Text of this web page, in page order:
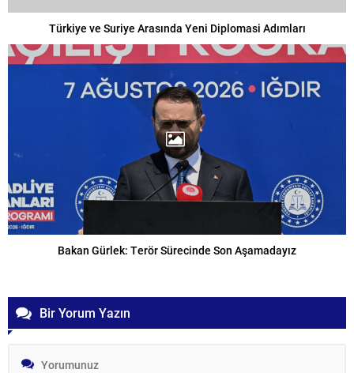
Türkiye ve Suriye Arasında Yeni Diplomasi Adımları
Bakan Gürlek: Terör Sürecinde Son Aşamadayız
Bir Yorum Yazın